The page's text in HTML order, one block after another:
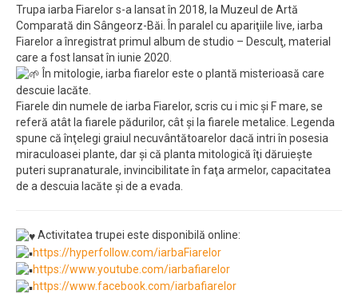
Trupa iarba Fiarelor s-a lansat în 2018, la Muzeul de Artă
Comparată din Sângeorz-Băi. În paralel cu apariţiile live, iarba
Fiarelor a înregistrat primul album de studio – Desculţ, material
care a fost lansat în iunie 2020.
În mitologie, iarba fiarelor este o plantă misterioasă care
descuie lacăte.
Fiarele din numele de iarba Fiarelor, scris cu i mic și F mare, se
referă atât la fiarele pădurilor, cât și la fiarele metalice. Legenda
spune că înţelegi graiul necuvântătoarelor dacă intri în posesia
miraculoasei plante, dar și că planta mitologică îţi dăruiește
puteri supranaturale, invincibilitate în faţa armelor, capacitatea
de a descuia lacăte și de a evada.
Activitatea trupei este disponibilă online:
https://hyperfollow.com/iarbaFiarelor
https://www.youtube.com/iarbafiarelor
https://www.facebook.com/iarbafiarelor